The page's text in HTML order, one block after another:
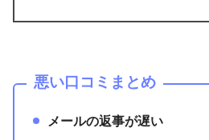
悪い口コミまとめ
メールの返事が遅い